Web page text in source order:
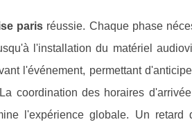
paris réussie. Chaque phase
l'installation du matériel
l'événement, permettant
coordination des horaires
l'expérience globale. Un retard